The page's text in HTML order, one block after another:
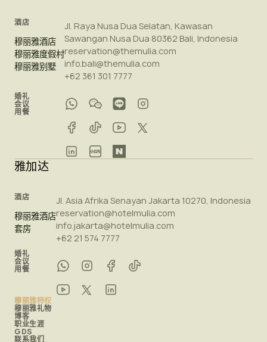
酒店
穆丽雅酒店
穆丽雅度假村
穆丽雅别墅
婚礼
会议
用餐
Jl. Raya Nusa Dua Selatan, Kawasan
Sawangan Nusa Dua 80362 Bali, Indonesia
reservation@themulia.com
info.bali@themulia.com
+62 361 301 7777
雅加达
酒店
穆丽雅酒店
套房
婚礼
会议
用餐
Jl. Asia Afrika Senayan Jakarta 10270, Indonesia
reservation@hotelmulia.com
info.jakarta@hotelmulia.com
+62 21 574 7777
穆丽雅特权
穆丽雅礼物
博客
职业生涯
GDS
联系我们